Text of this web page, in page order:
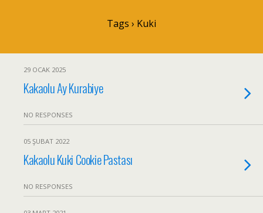
Tags › Kuki
29 OCAK 2025
Kakaolu Ay Kurabiye
NO RESPONSES
05 ŞUBAT 2022
Kakaolu Kuki Cookie Pastası
NO RESPONSES